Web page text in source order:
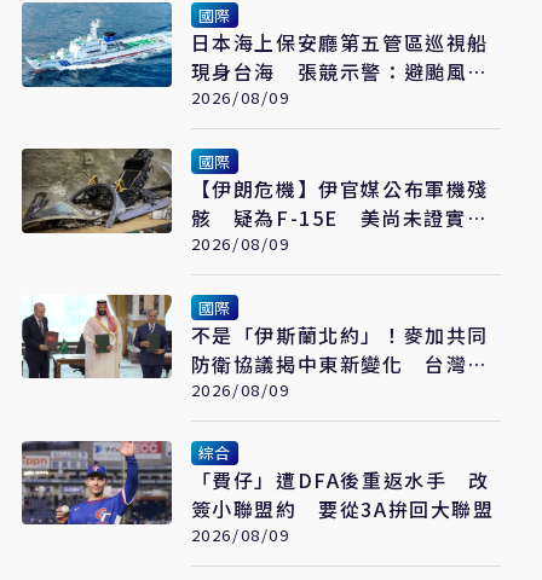
國際
日本海上保安廳第五管區巡視船
現身台海 張競示警：避颱風也
要關注航行動向
2026/08/09
國際
【伊朗危機】伊官媒公布軍機殘
骸 疑為F-15E 美尚未證實遭
擊落
2026/08/09
國際
不是「伊斯蘭北約」！麥加共同
防衛協議揭中東新變化 台灣該
看懂「多層次安全」
2026/08/09
綜合
「費仔」遭DFA後重返水手 改
簽小聯盟約 要從3A拚回大聯盟
2026/08/09